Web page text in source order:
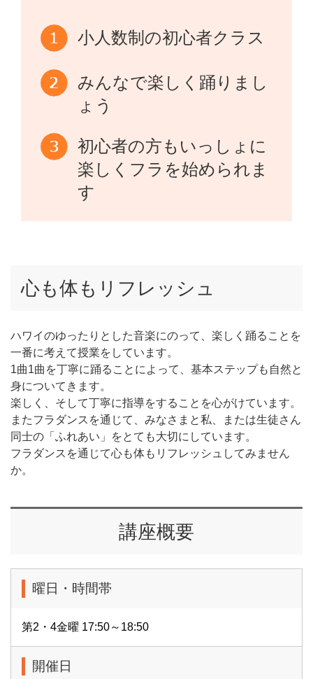
小人数制の初心者クラス
みんなで楽しく踊りまし
ょう
初心者の方もいっしょに
楽しくフラを始められま
す
心も体もリフレッシュ
ハワイのゆったりとした音楽にのって、楽しく踊ることを
一番に考えて授業をしています。
1曲1曲を丁寧に踊ることによって、基本ステップも自然と
身についてきます。
楽しく、そして丁寧に指導をすることを心がけています。
またフラダンスを通じて、みなさまと私、または生徒さん
同士の「ふれあい」をとても大切にしています。
フラダンスを通じて心も体もリフレッシュしてみません
か。
講座概要
曜日・時間帯
第2・4金曜 17:50～18:50
開催日